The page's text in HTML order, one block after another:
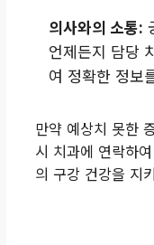
의사와의 소통:
언제든지 담당
여 정확한 정보
만약 예상치 못한
시 치과에 연락하
의 구강 건강을 지